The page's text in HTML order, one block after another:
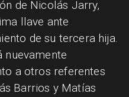
de Nicolás Jarry,
llave ante
de su tercera hija.
nuevamente
a otros referentes
Barrios y Matías